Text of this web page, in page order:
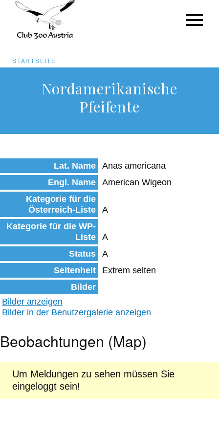
Pfadnavigation
STARTSEITE
Nordamerikanische
Pfeifente
Lat. Name
Anas americana
Engl. Name
American Wigeon
Kategorie für die
Österreich-Liste
A
Kategorie für die WP-
Liste
A
Status
A
Seltenheit
Extrem selten
Bilder
Bilder anzeigen
Bilder in der Benutzergalerie anzeigen
Beobachtungen (Map)
Um Meldungen zu sehen müssen Sie
eingeloggt sein!